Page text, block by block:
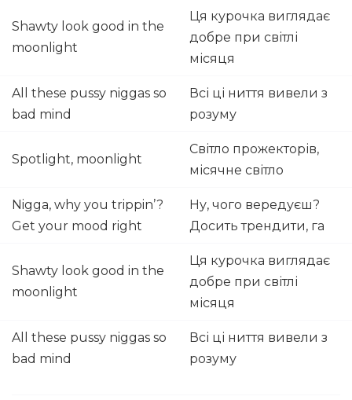
Shawty look good in the
moonlight
Ця курочка виглядає
добре при світлі
місяця
All these pussy niggas so
bad mind
Всі ці ниття вивели з
розуму
Spotlight, moonlight
Світло прожекторів,
місячне світло
Nigga, why you trippin’?
Get your mood right
Ну, чого вередуєш?
Досить трендити, га
Shawty look good in the
moonlight
Ця курочка виглядає
добре при світлі
місяця
All these pussy niggas so
bad mind
Всі ці ниття вивели з
розуму